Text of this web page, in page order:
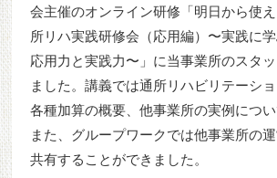
会主催のオンライン研修「明日から使
所リハ実践研修会（応用編）〜実践に
応用力と実践力〜」に当事業所のスタ
ました。講義では通所リハビリテーシ
各種加算の概要、他事業所の実例につい
また、グループワークでは他事業所の
共有することができました。